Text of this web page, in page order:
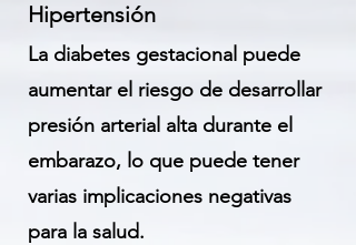
Hipertensión
La diabetes gestacional puede
aumentar el riesgo de desarrollar
presión arterial alta durante el
embarazo, lo que puede tener
varias implicaciones negativas
para la salud.